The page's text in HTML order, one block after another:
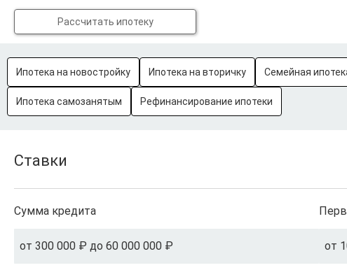
Рассчитать ипотеку
Ипотека на новостройку Ипотека на вторичку Семейная
Ипотека самозанятым Рефинансирование ипотеки
Ставки
Сумма кредита
от 300 000 ₽ до 60 000 000 ₽ от